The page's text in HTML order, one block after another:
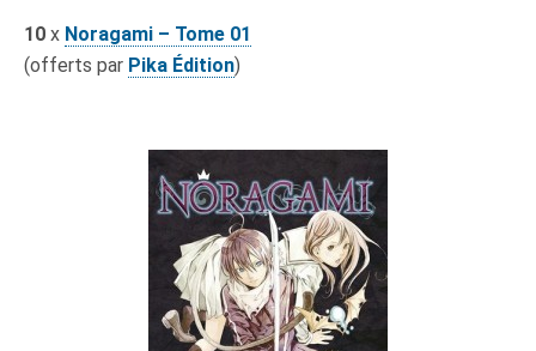
10 x Noragami – Tome 01
(offerts par Pika Édition)